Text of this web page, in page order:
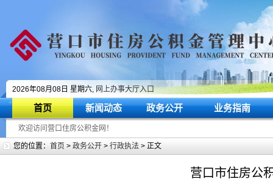
2026年08月08日 星期六, 网上办事大厅入口
首页
欢迎访问营口住房公积金网！
新闻动态 政务公开 业务指南
您的位置： 首页 > 政务公开 > 行政执法 > 正文
营口市住房公